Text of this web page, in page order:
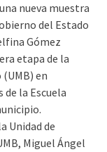
nueva muestra
del Estado
Gómez
etapa de la
en
la Escuela
Unidad de
Miguel Ángel